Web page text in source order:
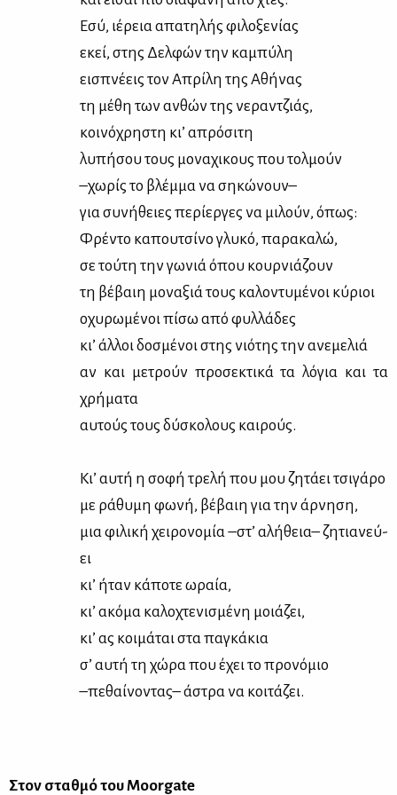
Εσύ, ιέ­ρεια απα­τη­λής φι­λο­ξε­νί­ας
εκεί, στης Δελ­φών την κα­μπύ­λη
ει­σπνέ­εις τον Απρί­λη της Αθή­νας
τη μέ­θη των αν­θών της νε­ραν­τζιάς,
κοι­νό­χρη­στη κι’ απρό­σι­τη
λυ­πή­σου τους μoνα­χι­κους που τολ­μούν
–χω­ρίς το βλέμ­μα να ση­κώ­νουν–
για συ­νή­θειες πε­ρί­ερ­γες να μι­λούν, όπως:
Φρέ­ντο κα­που­τσί­νο γλυ­κό, πα­ρα­κα­λώ,
σε τού­τη την γω­νιά όπου κουρ­νιά­ζουν
τη βέ­βαιη μο­να­ξιά τους κα­λο­ντυ­μέ­νοι κύ­ριοι
οχυ­ρω­μέ­νοι πί­σω από φυλ­λά­δες
κι’ άλ­λοι δο­σμέ­νοι στης νιό­της την ανε­με­λιά
αν και με­τρούν προ­σε­κτι­κά τα λό­για και τα
χρή­μα­τα
αυ­τούς τους δύ­σκο­λους και­ρούς.
Κι’ αυ­τή η σο­φή τρε­λή που μου ζη­τά­ει τσι­γά­ρο
με ρά­θυ­μη φω­νή, βέ­βαιη για την άρ­νη­ση,
μια φι­λι­κή χει­ρο­νο­μία –στ’ αλή­θεια– ζη­τια­νεύ­
ει
κι’ ήταν κά­πο­τε ωραία,
κι’ ακό­μα κα­λο­χτε­νι­σμέ­νη μοιά­ζει,
κι’ ας κοι­μά­ται στα πα­γκά­κια
σ’ αυ­τή τη χώ­ρα που έχει το προ­νό­μιο
–πε­θαί­νο­ντας– άστρα να κοι­τά­ζει.
Στον σταθ­μό του Μο­ο­rgate